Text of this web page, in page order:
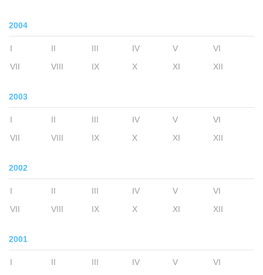
2004
I II III IV V
VI
VII
VIII IX X XI XII
2003
I II III IV V
VI
VII
VIII IX X XI XII
2002
I II III IV V
VI
VII
VIII IX X XI XII
2001
I II III IV V
VI